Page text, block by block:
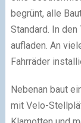
begrünt, alle
Standard. In
aufladen. An
Fahrräder
Nebenan baut
mit Velo-